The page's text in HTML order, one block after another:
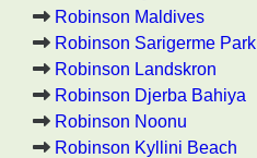
Robinson Maldives
Robinson Sarigerme Park
Robinson Landskron
Robinson Djerba Bahiya
Robinson Noonu
Robinson Kyllini Beach